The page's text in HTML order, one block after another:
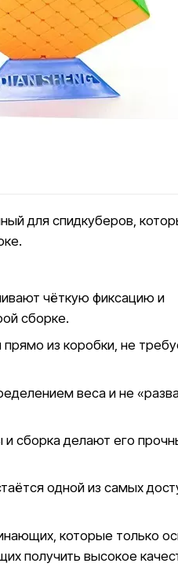
для спидкуберов,
чёткую фиксацию и
сборке.
из коробки, не
веса и не
сборка делают его
одной из самых
которые только
получить высокое